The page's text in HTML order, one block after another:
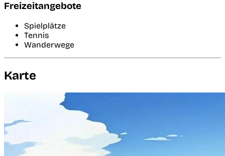
Freizeitangebote
Spielplätze
Tennis
Wanderwege
Karte